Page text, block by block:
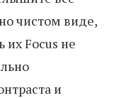
чистом виде,
их Focus не
и